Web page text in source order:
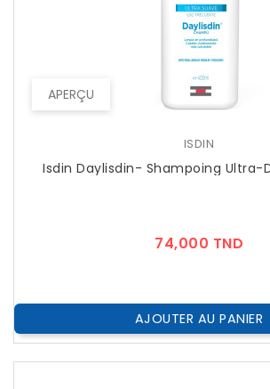
APERÇU
ISDIN
Isdin Daylisdin- Shampoing Ultra-
74,000 TND
AJOUTER AU PANIER